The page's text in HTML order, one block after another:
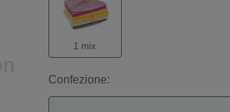
1 mix
Confezione: